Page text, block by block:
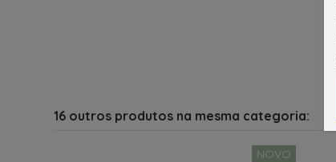
16 outros produtos na mesma categoria:
NOVO